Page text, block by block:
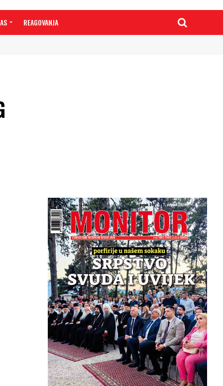
REAGOVANJA